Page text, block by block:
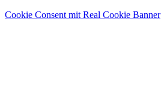
Cookie Consent mit Real Cookie Banner